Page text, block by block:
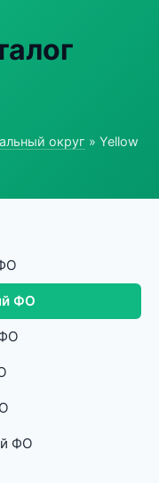
округ » Yellow
ФО
ФО